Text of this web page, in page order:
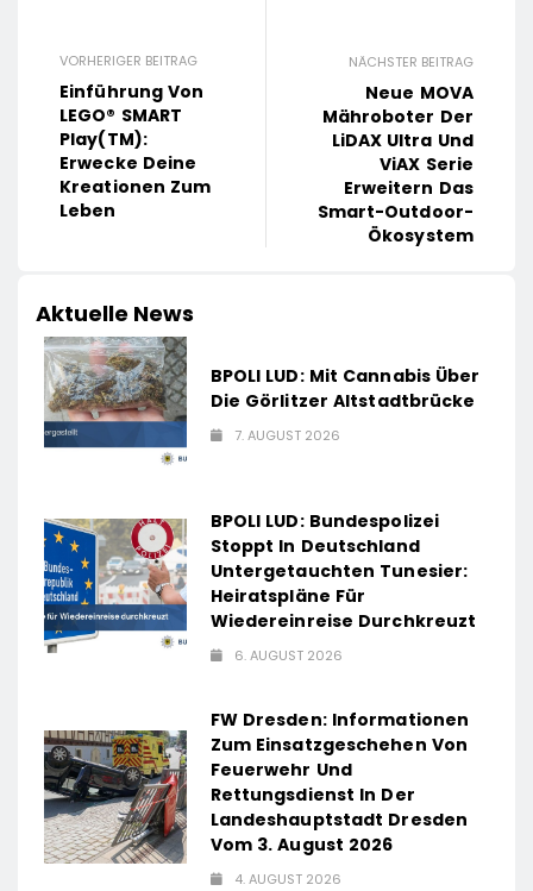
VORHERIGER BEITRAG
Einführung Von
LEGO® SMART
Play(TM):
Erwecke Deine
Kreationen Zum
Leben
NÄCHSTER BEITRAG
Neue MOVA
Mähroboter Der
LiDAX Ultra Und
ViAX Serie
Erweitern Das
Smart-Outdoor-
Ökosystem
Aktuelle News
BPOLI LUD: Mit Cannabis Über
Die Görlitzer Altstadtbrücke
7. AUGUST 2026
BPOLI LUD: Bundespolizei
Stoppt In Deutschland
Untergetauchten Tunesier:
Heiratspläne Für
Wiedereinreise Durchkreuzt
6. AUGUST 2026
FW Dresden: Informationen
Zum Einsatzgeschehen Von
Feuerwehr Und
Rettungsdienst In Der
Landeshauptstadt Dresden
Vom 3. August 2026
4. AUGUST 2026